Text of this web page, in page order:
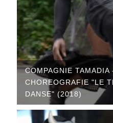
COMPAGNIE TAMADIA
CHOREOGRAFIE "LE
DANSE" (2018)